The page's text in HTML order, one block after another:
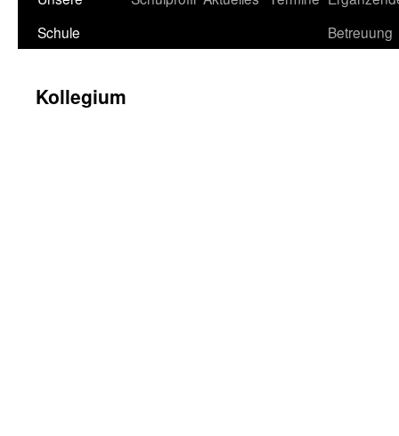
Schule
Betreuung
Kollegium